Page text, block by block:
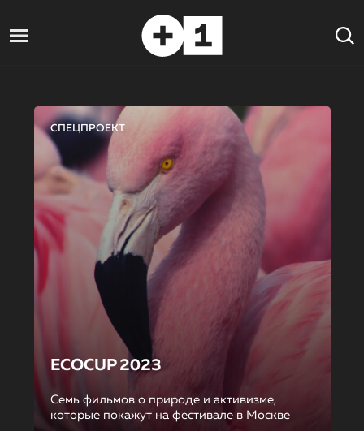
СПЕЦПРОЕКТ
ECOCUP 2023
Семь фильмов о природе и активизме,
которые покажут на фестивале в Москве